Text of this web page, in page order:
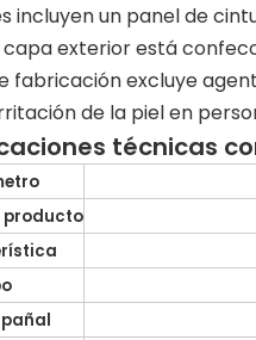
incluyen un panel de
capa exterior está
fabricación excluye
de la piel en
técnicas
producto